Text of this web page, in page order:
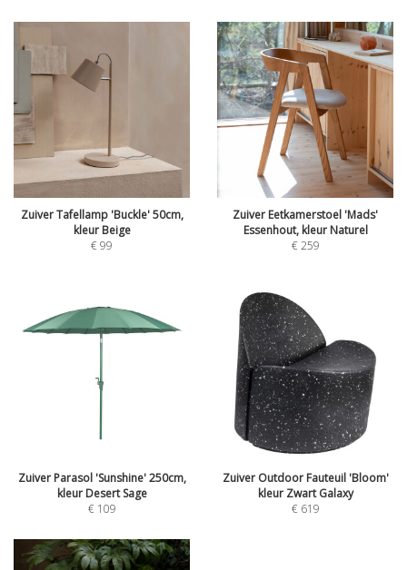
Zuiver Tafellamp 'Buckle' 50cm,
kleur Beige
€99
Zuiver Eetkamerstoel 'Mads'
Essenhout, kleur Naturel
€259
Zuiver Parasol 'Sunshine' 250cm,
kleur Desert Sage
€ 109
Zuiver Outdoor Fauteuil 'Bloom'
kleur Zwart Galaxy
€ 619